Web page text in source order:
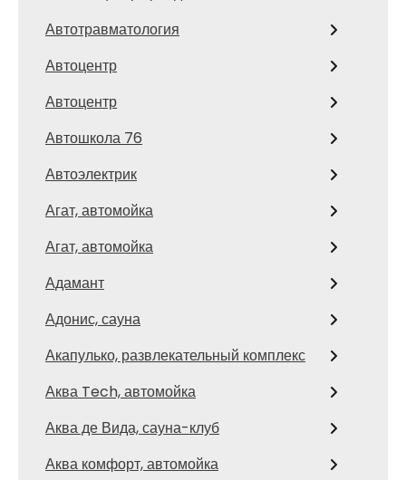
Автотравматология
Автоцентр
Автоцентр
Автошкола 76
Автоэлектрик
Агат, автомойка
Агат, автомойка
Адамант
Адонис, сауна
Акапулько, развлекательный комплекс
Аква Tech, автомойка
Аква де Вида, сауна-клуб
Аква комфорт, автомойка